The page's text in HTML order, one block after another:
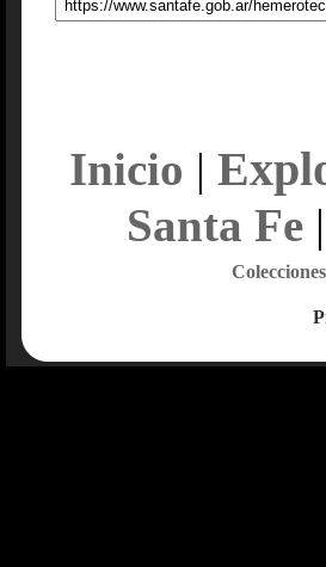
Inicio |
Santa Fe|
Colecciones